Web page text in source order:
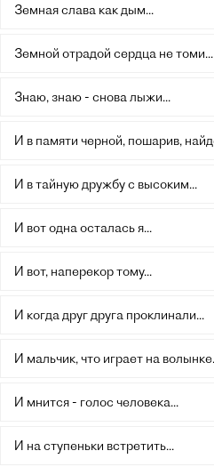
Земная слава как дым...
Земной отрадой сердца не томи...
Знаю, знаю - снова лыжи...
И в памяти черной, пошарив,
И в тайную дружбу с высоким...
И вот одна осталась я...
И вот, наперекор тому...
И когда друг друга проклинали...
И мальчик, что играет на
И мнится - голос человека...
И на ступеньки встретить...